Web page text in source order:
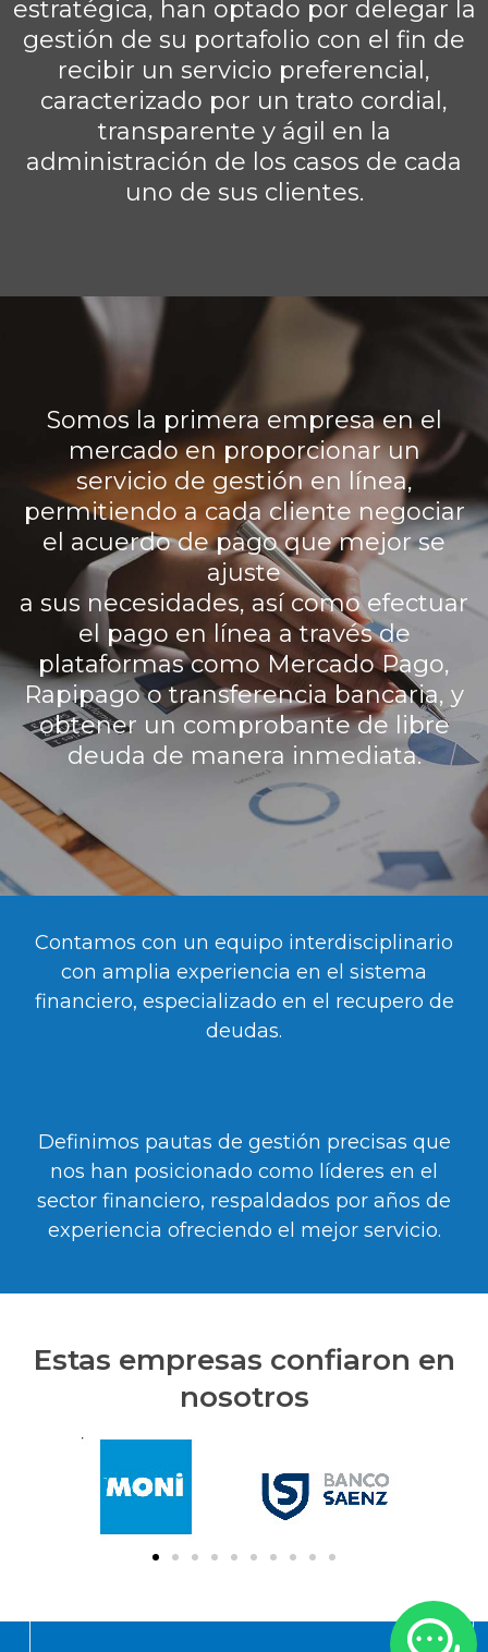
estratégica, han optado por delegar la
gestión de su portafolio con el fin de
recibir un servicio preferencial,
caracterizado por un trato cordial,
transparente y ágil en la
administración de los casos de cada
uno de sus clientes.
Somos la primera empresa en el
mercado en proporcionar un
servicio de gestión en línea,
permitiendo a cada cliente negociar
el acuerdo de pago que mejor se
ajuste
a sus necesidades, así como efectuar
el pago en línea a través de
plataformas como Mercado Pago,
Rapipago o transferencia bancaria, y
obtener un comprobante de libre
deuda de manera inmediata.
Contamos con un equipo interdisciplinario
con amplia experiencia en el sistema
financiero, especializado en el recupero de
deudas.
Definimos pautas de gestión precisas que
nos han posicionado como líderes en el
sector financiero, respaldados por años de
experiencia ofreciendo el mejor servicio.
Estas empresas confiaron en
nosotros